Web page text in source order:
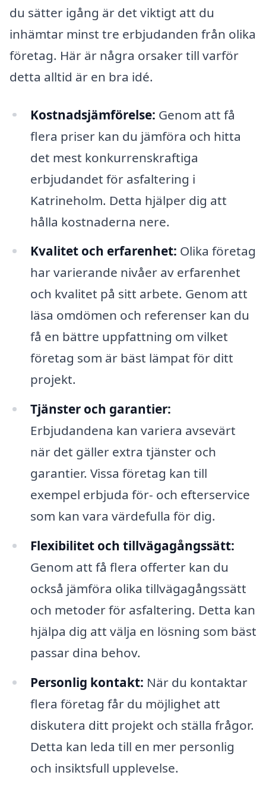
du sätter igång är det viktigt att du
inhämtar minst tre erbjudanden från olika
företag. Här är några orsaker till varför
detta alltid är en bra idé.
Kostnadsjämförelse: Genom att få
flera priser kan du jämföra och hitta
det mest konkurrenskraftiga
erbjudandet för asfaltering i
Katrineholm. Detta hjälper dig att
hålla kostnaderna nere.
Kvalitet och erfarenhet: Olika företag
har varierande nivåer av erfarenhet
och kvalitet på sitt arbete. Genom att
läsa omdömen och referenser kan du
få en bättre uppfattning om vilket
företag som är bäst lämpat för ditt
projekt.
Tjänster och garantier:
Erbjudandena kan variera avsevärt
när det gäller extra tjänster och
garantier. Vissa företag kan till
exempel erbjuda för- och efterservice
som kan vara värdefulla för dig.
Flexibilitet och tillvägagångssätt:
Genom att få flera offerter kan du
också jämföra olika tillvägagångssätt
och metoder för asfaltering. Detta kan
hjälpa dig att välja en lösning som bäst
passar dina behov.
Personlig kontakt: När du kontaktar
flera företag får du möjlighet att
diskutera ditt projekt och ställa frågor.
Detta kan leda till en mer personlig
och insiktsfull upplevelse.